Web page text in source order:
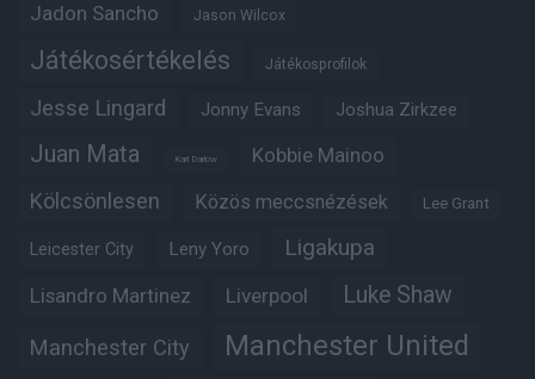
Jadon Sancho Jason Wilcox
Játékosértékelés Játékosprofilok
Jesse Lingard Jonny Evans Joshua Zirkzee
Juan Mata Karl Darlow Kobbie Mainoo
Kölcsönlesen Közös meccsnézések Lee Grant
Leicester City Leny Yoro Ligakupa
Lisandro Martinez Liverpool Luke Shaw
Manchester City Manchester United